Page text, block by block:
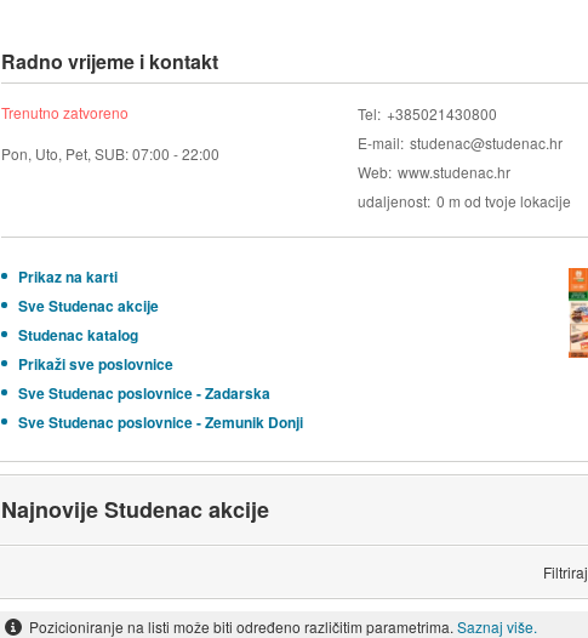
Radno vrijeme i kontakt
Trenutno zatvoreno
Pon, Uto, Pet, SUB: 07:00 - 22:00
Tel +385021430800
E-mail studenac@studenac.hr
Web www.studenac.hr
udaljenost 0 m od tvoje lokacije
Prikaz na karti
Sve Studenac akcije
Studenac katalog
Prikaži sve poslovnice
Sve Studenac poslovnice - Zadarska
Sve Studenac poslovnice - Zemunik Donji
Najnovije Studenac akcije
Filtriraj
Pozicioniranje na listi može biti određeno različitim parametrima. Saznaj više.